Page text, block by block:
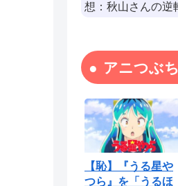
想：秋山さんの逆
アニつぶ
【恥】『うる星や
つら』を「うるほ